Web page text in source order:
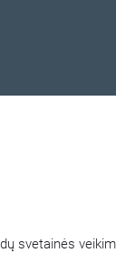
svetainės